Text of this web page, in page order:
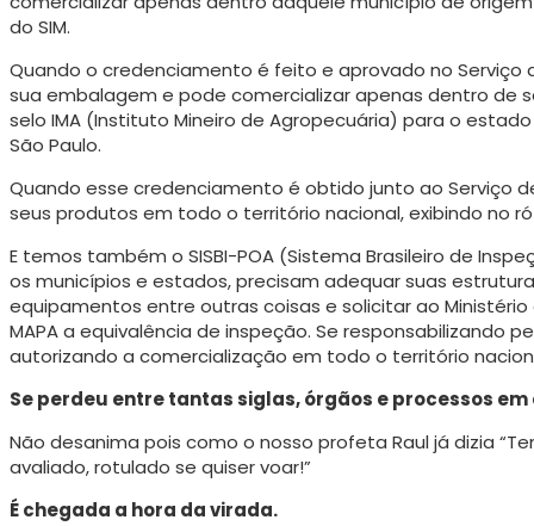
do SIM.
Quando o credenciamento é feito e aprovado no Serviço
sua embalagem e pode comercializar apenas dentro de
selo IMA (Instituto Mineiro de Agropecuária) para o
São Paulo.
Quando esse credenciamento é obtido junto ao Serviço
seus produtos em todo o território nacional, exibindo no
E temos também o SISBI-POA (Sistema Brasileiro de
os municípios e estados, precisam adequar suas
equipamentos entre outras coisas e solicitar ao
MAPA a equivalência de inspeção. Se responsabilizando
autorizando a comercialização em todo o território
Se perdeu entre tantas siglas, órgãos e processos
Não desanima pois como o nosso profeta Raul já dizia
avaliado, rotulado se quiser voar!”
É chegada a hora da virada.